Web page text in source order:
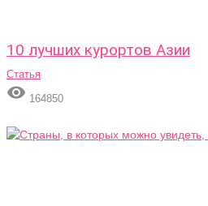
10 лучших курортов Азии
Статья
 164850